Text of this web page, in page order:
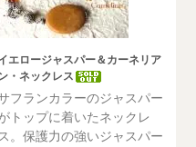
エロージャスパー＆カーネリア
・ネックレス
フランカラーのジャスパー
トップに着いたネックレ
ス。保護力の強いジャスパー